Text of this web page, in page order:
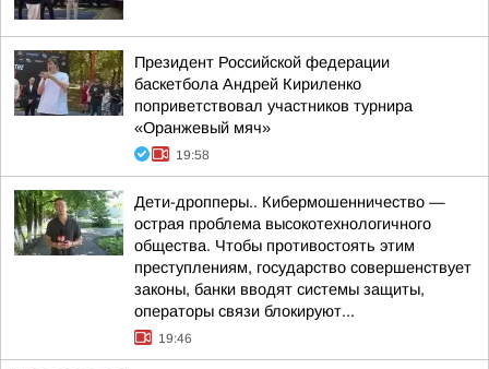
Президент Российской федерации
баскетбола Андрей Кириленко
поприветствовал участников турнира
«Оранжевый мяч»
19:58
Дети-дропперы.. Кибермошенничество —
острая проблема высокотехнологичного
общества. Чтобы противостоять этим
преступлениям, государство совершенствует
законы, банки вводят системы защиты,
операторы связи блокируют...
19:46